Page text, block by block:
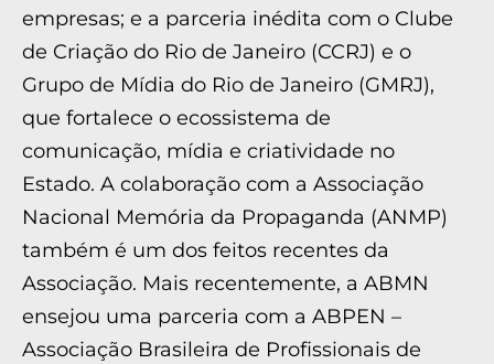
empresas; e a parceria inédita com o Clube
de Criação do Rio de Janeiro (CCRJ) e o
Grupo de Mídia do Rio de Janeiro (GMRJ),
que fortalece o ecossistema de
comunicação, mídia e criatividade no
Estado. A colaboração com a Associação
Nacional Memória da Propaganda (ANMP)
também é um dos feitos recentes da
Associação. Mais recentemente, a ABMN
ensejou uma parceria com a ABPEN –
Associação Brasileira de Profissionais de